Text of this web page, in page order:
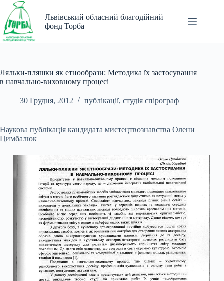
Перейти
вмісту
Львівський обласний благодійний
фонд Торба
Ляльки-пляшки як етнообрази: Методика їх застосування
в навчально-виховному процесі
30 Грудня, 2012 публікації, студія спірограф
Наукова публікація кандидата мистецтвознавства Олени
Цимбалюк